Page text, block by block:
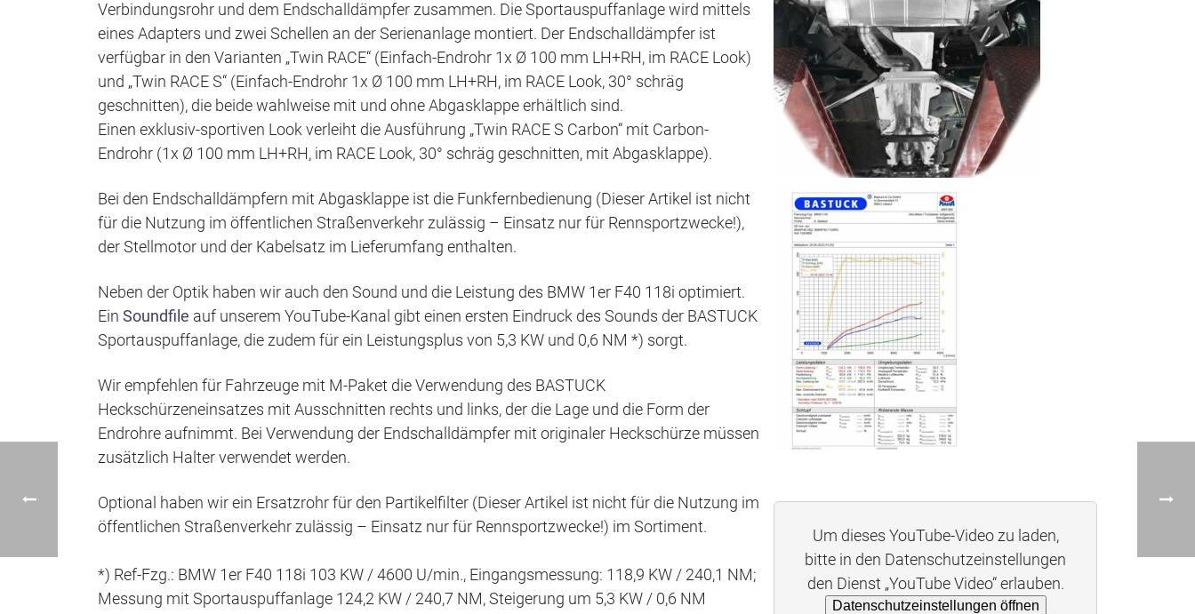
Verbindungsrohr und dem Endschalldämpfer zusammen. Die Sportauspuffanlage wird mittels
eines Adapters und zwei Schellen an der Serienanlage montiert. Der Endschalldämpfer ist
verfügbar in den Varianten „Twin RACE“ (Einfach-Endrohr 1x Ø 100 mm LH+RH, im RACE Look)
und „Twin RACE S“ (Einfach-Endrohr 1x Ø 100 mm LH+RH, im RACE Look, 30° schräg
geschnitten), die beide wahlweise mit und ohne Abgasklappe erhältlich sind.
Einen exklusiv-sportiven Look verleiht die Ausführung „Twin RACE S Carbon“ mit Carbon-
Endrohr (1x Ø 100 mm LH+RH, im RACE Look, 30° schräg geschnitten, mit Abgasklappe).
Bei den Endschalldämpfern mit Abgasklappe ist die Funkfernbedienung (Dieser Artikel ist nicht
für die Nutzung im öffentlichen Straßenverkehr zulässig – Einsatz nur für Rennsportzwecke!),
der Stellmotor und der Kabelsatz im Lieferumfang enthalten.
Neben der Optik haben wir auch den Sound und die Leistung des BMW 1er F40 118i optimiert.
Ein Soundfile auf unserem YouTube-Kanal gibt einen ersten Eindruck des Sounds der BASTUCK
Sportauspuffanlage, die zudem für ein Leistungsplus von 5,3 KW und 0,6 NM *) sorgt.
Wir empfehlen für Fahrzeuge mit M-Paket die Verwendung des BASTUCK
Heckschürzeneinsatzes mit Ausschnitten rechts und links, der die Lage und die Form der
Endrohre aufnimmt. Bei Verwendung der Endschalldämpfer mit originaler Heckschürze müssen
zusätzlich Halter verwendet werden.
Optional haben wir ein Ersatzrohr für den Partikelfilter (Dieser Artikel ist nicht für die Nutzung im
öffentlichen Straßenverkehr zulässig – Einsatz nur für Rennsportzwecke!) im Sortiment.
*) Ref-Fzg.: BMW 1er F40 118i 103 KW / 4600 U/min., Eingangsmessung: 118,9 KW / 240,1 NM;
Messung mit Sportauspuffanlage 124,2 KW / 240,7 NM, Steigerung um 5,3 KW / 0,6 NM
Um dieses YouTube-Video zu laden,
bitte in den Datenschutzeinstellungen
den Dienst „YouTube Video“ erlauben.
Datenschutzeinstellungen öffnen